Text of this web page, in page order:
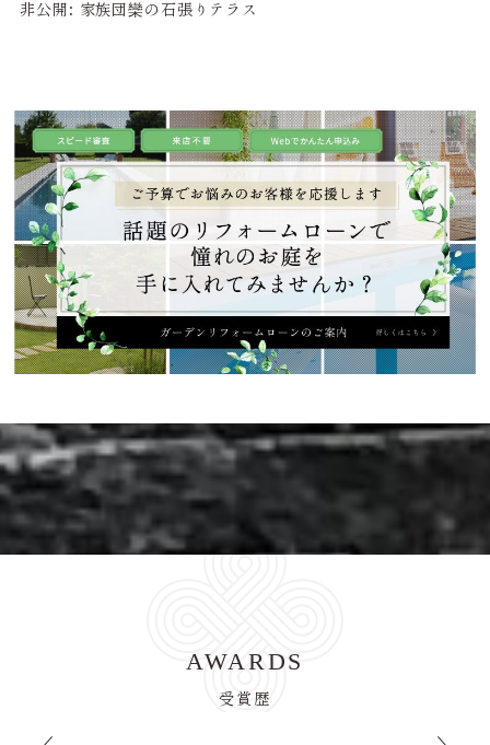
非公開: 家族団欒の石張りテラス
AWARDS
受賞歴